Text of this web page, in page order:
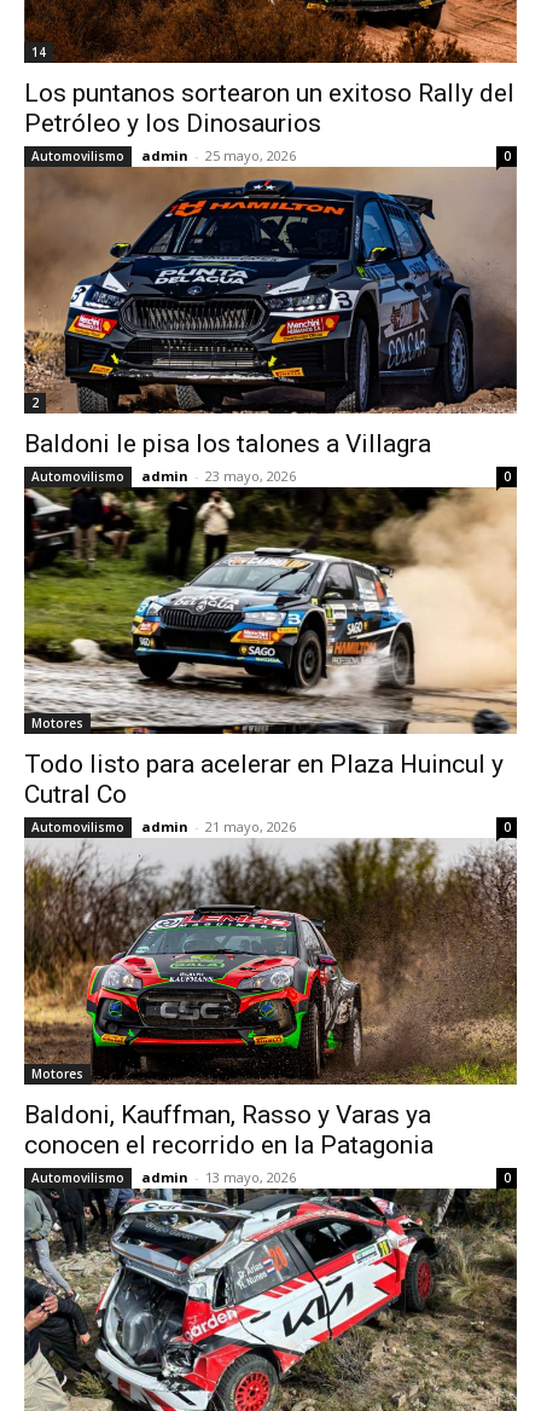
14
Los puntanos sortearon un exitoso Rally del
Petróleo y los Dinosaurios
Automovilismo admin - 25 mayo, 2026 0
2
Baldoni le pisa los talones a Villagra
Automovilismo admin - 23 mayo, 2026 0
Motores
Todo listo para acelerar en Plaza Huincul y
Cutral Co
Automovilismo admin - 21 mayo, 2026 0
Motores
Baldoni, Kauffman, Rasso y Varas ya
conocen el recorrido en la Patagonia
Automovilismo admin - 13 mayo, 2026 0